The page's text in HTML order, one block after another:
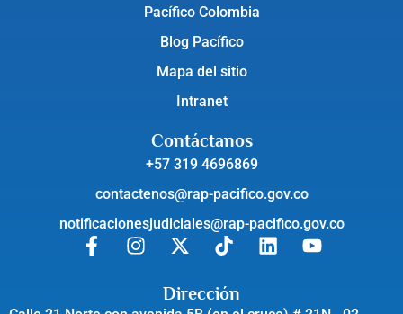
Pacífico Colombia
Blog Pacífico
Mapa del sitio
Intranet
Contáctanos
+57 319 4696869
contactenos@rap-pacifico.gov.co
notificacionesjudiciales@rap-pacifico.gov.co
Dirección